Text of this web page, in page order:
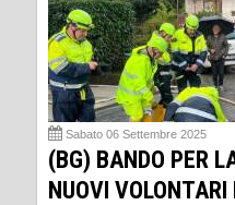
Sabato 06 Settembre 2025
(BG) BANDO PER
NUOVI